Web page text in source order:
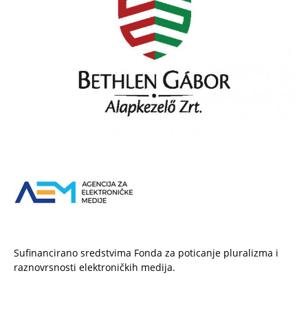
Sufinancirano sredstvima Fonda za poticanje pluralizma i
raznovrsnosti elektroničkih medija.